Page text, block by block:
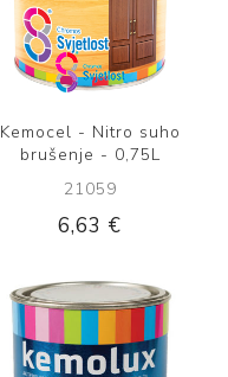
Kemocel - Nitro suho
brušenje - 0,75L
21059
6,63 €